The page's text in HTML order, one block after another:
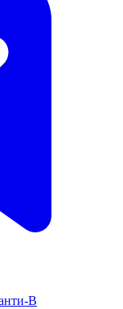
В